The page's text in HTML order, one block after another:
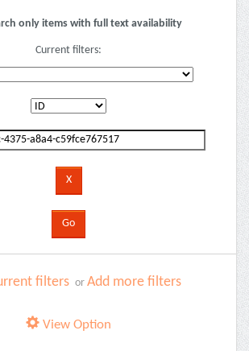
only items with full text availability
Current filters:
filters or Add more filters
View Option